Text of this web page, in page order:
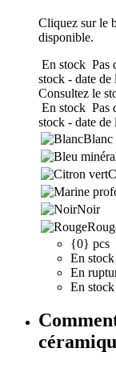
Cliquez sur le
disponible.
En stock Pas
stock - date
Consultez le
En stock Pas
stock - date
Blanc
Noir
{0} pcs
En
En
En stock